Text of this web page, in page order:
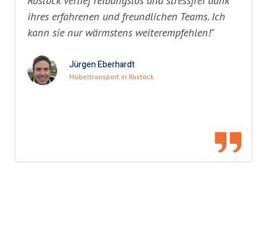
ihres erfahrenen und freundlichen Teams. Ich
kann sie nur wärmstens weiterempfehlen!"
Jürgen Eberhardt
Möbeltransport in Rostock